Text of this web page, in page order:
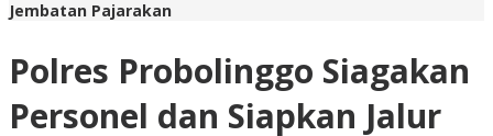
Jembatan Pajarakan
Polres Probolinggo Siagakan
Personel dan Siapkan Jalur